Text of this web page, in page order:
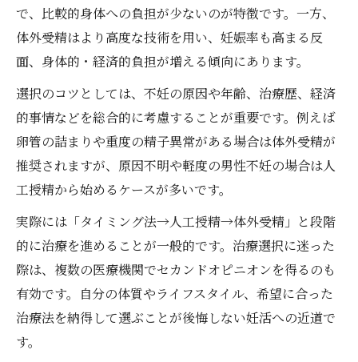
で、比較的身体への負担が少ないのが特徴です。一方、
体外受精はより高度な技術を用い、妊娠率も高まる反
面、身体的・経済的負担が増える傾向にあります。
選択のコツとしては、不妊の原因や年齢、治療歴、経済
的事情などを総合的に考慮することが重要です。例えば
卵管の詰まりや重度の精子異常がある場合は体外受精が
推奨されますが、原因不明や軽度の男性不妊の場合は人
工授精から始めるケースが多いです。
実際には「タイミング法→人工授精→体外受精」と段階
的に治療を進めることが一般的です。治療選択に迷った
際は、複数の医療機関でセカンドオピニオンを得るのも
有効です。自分の体質やライフスタイル、希望に合った
治療法を納得して選ぶことが後悔しない妊活への近道で
す。